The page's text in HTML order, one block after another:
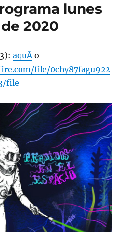
lunes
2020
aquÃ­o
file/0chy87fagu922
file